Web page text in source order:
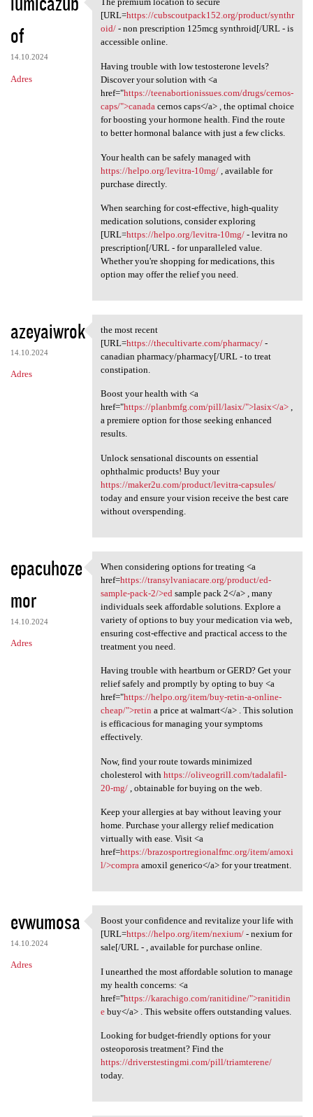
of
14.10.2024
Adres
The premium location to
[URL=https://cubscoutpack152.org/product/synthr
oid/- non prescription 125mcg synthroid[/URL - is
accessible online.
Having trouble with low testosterone levels?
Discover your solution with <a
href="https://teenabortionissues.com/drugs/cernos-
caps/">canada cernos caps</a> , the optimal choice
for boosting your hormone health. Find the route
to better hormonal balance with just a few clicks.
Your health can be safely managed with
https://helpo.org/levitra-10mg/, available for
purchase directly.
When searching for cost-effective, high-quality
medication solutions, consider exploring
[URL=https://helpo.org/levitra-10mg/- levitra no
prescription[/URL - for unparalleled value.
Whether you're shopping for medications, this
option may offer the relief you need.
azeyaiwrok
14.10.2024
Adres
the most recent [URL=https:/
the most recent
[URL=https://thecultivarte.com/pharmacy/-
canadian pharmacy/pharmacy[/URL - to treat
constipation.
Boost your health with <a
href="https://planbmfg.com/pill/lasix/">lasix</a>,
a premiere option for those seeking enhanced
results.
Unlock sensational discounts on essential
ophthalmic products! Buy your
https://maker2u.com/product/levitra-capsules/
today and ensure your vision receive the best care
without overspending.
epacuhoze
mor
14.10.2024
Adres
When considering options for
When considering options for treating <a
href=https://transylvaniacare.org/product/ed-
sample-pack-2/>ed sample pack 2</a> , many
individuals seek affordable solutions. Explore a
variety of options to buy your medication via web,
ensuring cost-effective and practical access to the
treatment you need.
Having trouble with heartburn or GERD? Get your
relief safely and promptly by opting to buy <a
href="https://helpo.org/item/buy-retin-a-online-
cheap/">retin a price at walmart</a> . This solution
is efficacious for managing your symptoms
effectively.
Now, find your route towards minimized
cholesterol with https://oliveogrill.com/tadalafil-
20-mg/, obtainable for buying on the web.
Keep your allergies at bay without leaving your
home. Purchase your allergy relief medication
virtually with ease. Visit <a
href=https://brazosportregionalfmc.org/item/amoxi
l/>compraamoxil generico</a> for your treatment.
evwumosa
14.10.2024
Adres
Boost your confidence and
Boost your confidence and revitalize your life with
[URL=https://helpo.org/item/nexium/- nexium for
sale[/URL - , available for purchase online.
I unearthed the most affordable solution to manage
my health concerns: <a
href="https://karachigo.com/ranitidine/">ranitidin
ebuy</a> . This website offers outstanding values.
Looking for budget-friendly options for your
osteoporosis treatment? Find the
https://driverstestingmi.com/pill/triamterene/
today.